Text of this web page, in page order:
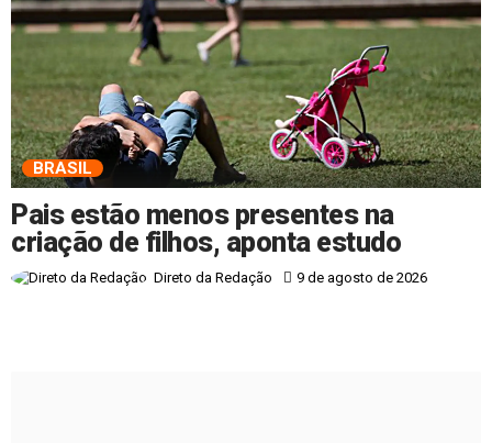
BRASIL
Pais estão menos presentes na
criação de filhos, aponta estudo
Direto da Redação 9 de agosto de 2026